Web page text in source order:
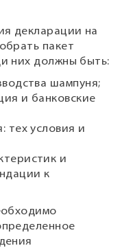
декларации на
пакет
них должны быть:
шампуня;
и банковские
тех условия и
и
к